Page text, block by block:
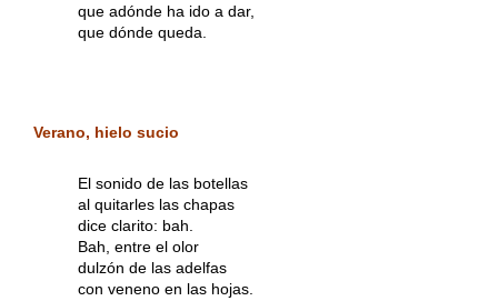
que adónde ha ido a dar,
que dónde queda.
Verano, hielo sucio
El sonido de las botellas
al quitarles las chapas
dice clarito: bah.
Bah, entre el olor
dulzón de las adelfas
con veneno en las hojas.